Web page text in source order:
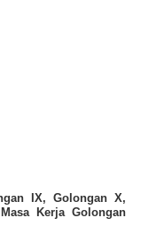
IX, Golongan X,
Kerja Golongan